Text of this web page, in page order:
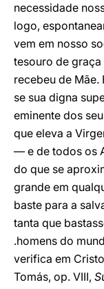
necessidade
logo,
vem em nosso
tesouro de
recebeu de Mãe.
se sua digna
eminente dos
que eleva a
― e de todos os
do que se
grande em
baste para a
tanta que
.homens do
verifica em
Tomás, op. VIII,